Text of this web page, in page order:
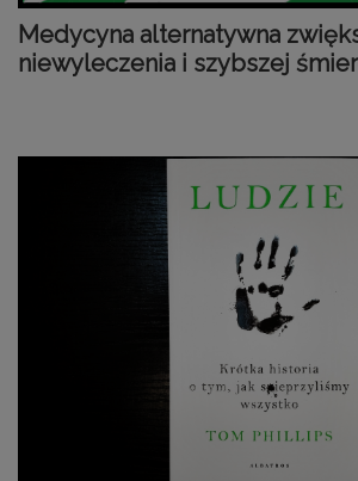
Medycyna alternatywna
niewyleczenia i szybszej